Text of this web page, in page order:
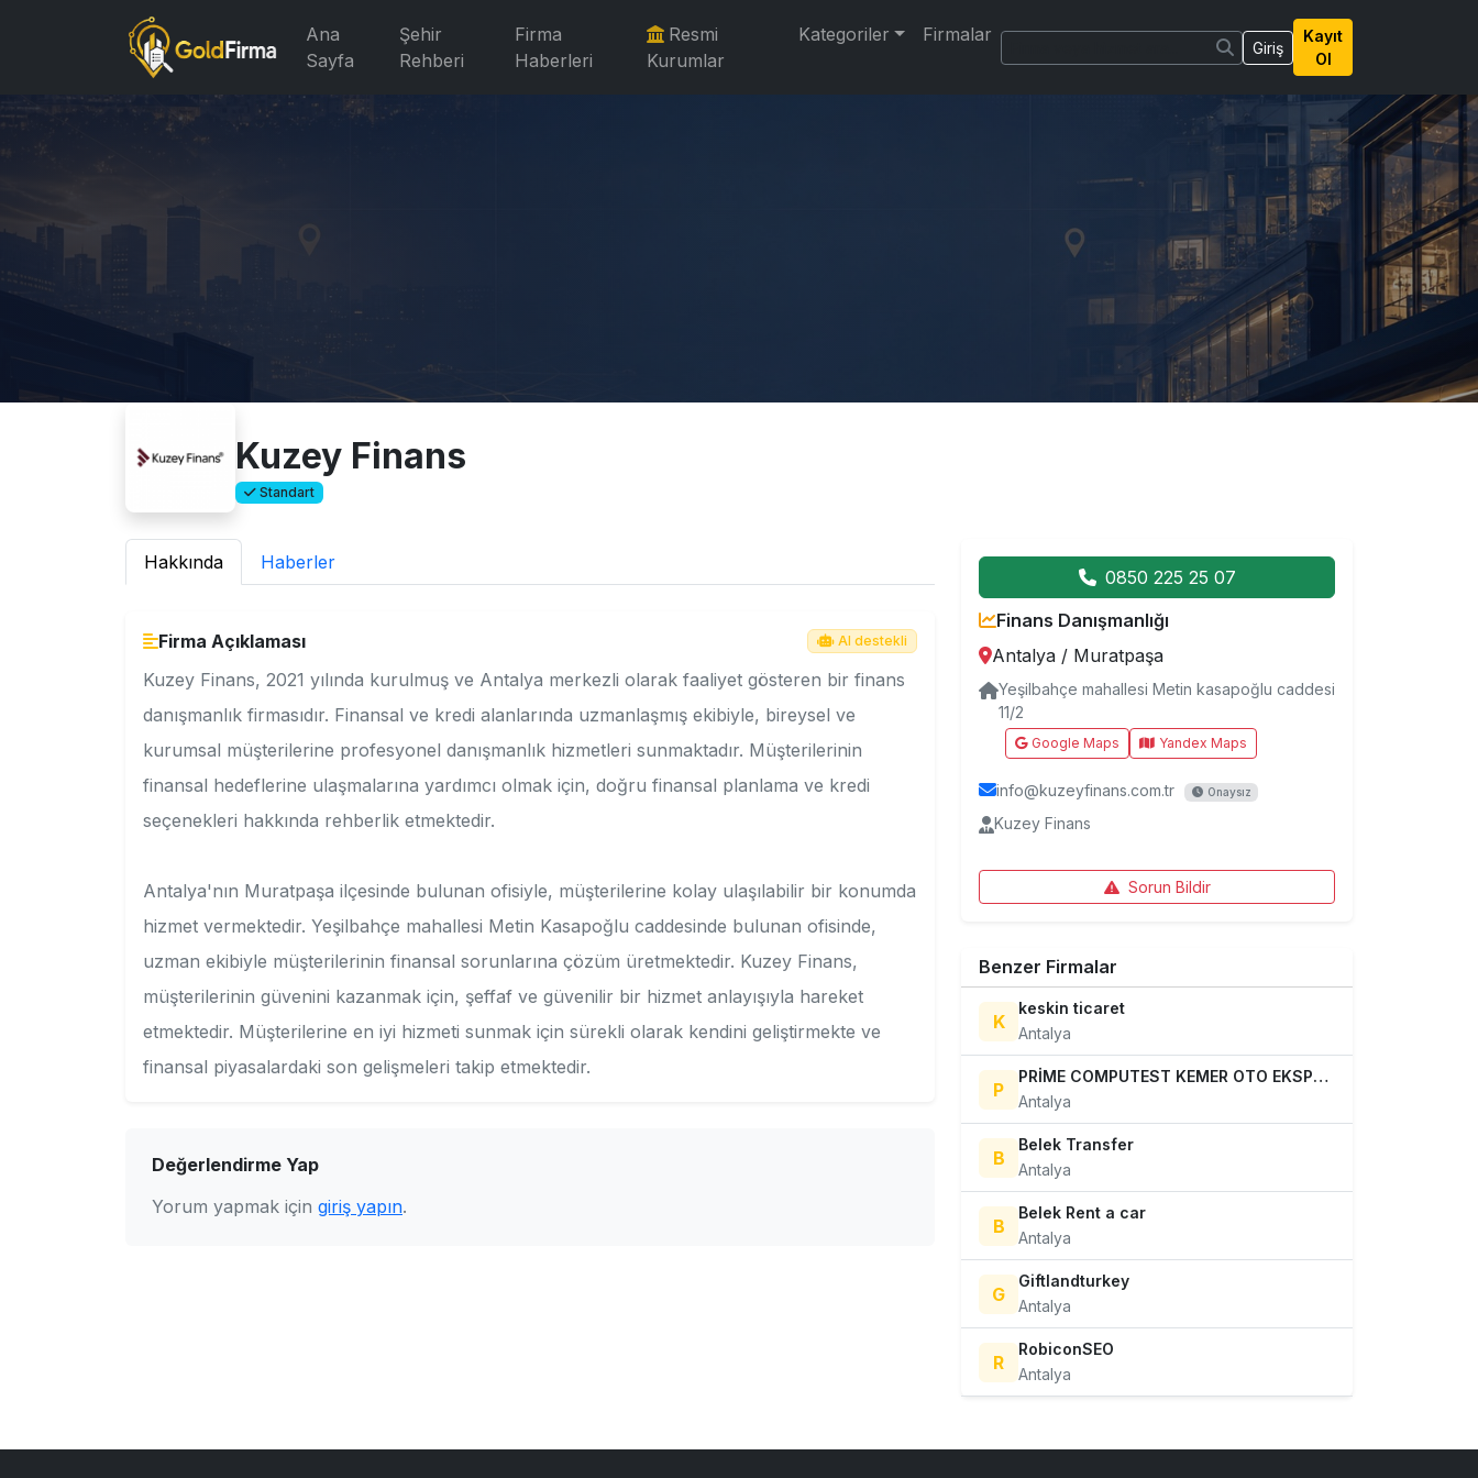
Ana
Sayfa
Şehir
Rehberi
Firma
Haberleri
Resmi
Kurumlar
Kategoriler Firmalar
Giriş
Kayıt
Ol
Kuzey Finans
Standart
Hakkında Haberler
Firma Açıklaması AI destekli
Kuzey Finans, 2021 yılında kurulmuş ve Antalya merkezli olarak faaliyet gösteren bir finans
danışmanlık firmasıdır. Finansal ve kredi alanlarında uzmanlaşmış ekibiyle, bireysel ve
kurumsal müşterilerine profesyonel danışmanlık hizmetleri sunmaktadır. Müşterilerinin
finansal hedeflerine ulaşmalarına yardımcı olmak için, doğru finansal planlama ve kredi
seçenekleri hakkında rehberlik etmektedir.
Antalya'nın Muratpaşa ilçesinde bulunan ofisiyle, müşterilerine kolay ulaşılabilir bir konumda
hizmet vermektedir. Yeşilbahçe mahallesi Metin Kasapoğlu caddesinde bulunan ofisinde,
uzman ekibiyle müşterilerinin finansal sorunlarına çözüm üretmektedir. Kuzey Finans,
müşterilerinin güvenini kazanmak için, şeffaf ve güvenilir bir hizmet anlayışıyla hareket
etmektedir. Müşterilerine en iyi hizmeti sunmak için sürekli olarak kendini geliştirmekte ve
finansal piyasalardaki son gelişmeleri takip etmektedir.
Değerlendirme Yap
Yorum yapmak için giriş yapın.
0850 225 25 07
Finans Danışmanlığı
Antalya / Muratpaşa
Yeşilbahçe mahallesi Metin kasapoğlu caddesi
11/2
Google Maps Yandex Maps
info@kuzeyfinans.com.tr Onaysız
Kuzey Finans
Sorun Bildir
Benzer Firmalar
K
keskin ticaret
Antalya
P
PRİME COMPUTEST KEMER OTO EKSPERTİZ
Antalya
B
Belek Transfer
Antalya
B
Belek Rent a car
Antalya
G
Giftlandturkey
Antalya
R
RobiconSEO
Antalya